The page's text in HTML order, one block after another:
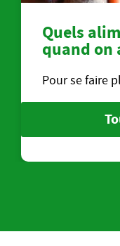
Quels
quand on
Pour se faire